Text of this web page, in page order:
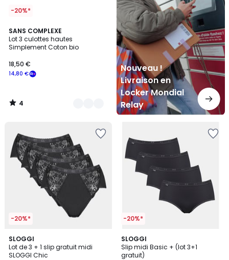
-20%*
SANS COMPLEXE
Lot 3 culottes hautes
Simplement Coton bio
14,80 €
18,50 €
4
/
5
4
Couleurs
4
/
Nouveau !
Livraison en
Locker Mondial
Relay
-20%*
SLOGGI
Lot de 3 + 1 slip gratuit midi
SLOGGI Chic
4,4
/ 5
2
Couleurs
-20%*
SLOGGI
Slip midi Basic + (lot 3+1
gratuit)
4,6
/ 5
3
Couleurs